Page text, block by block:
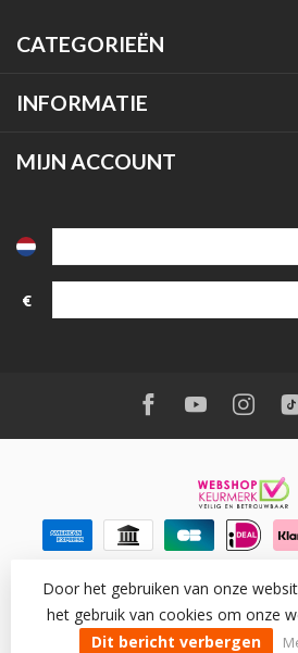
CATEGORIEËN
INFORMATIE
MIJN ACCOUNT
€
© Copyright 2026 Wantohave-
Lightspeed designby
Door het gebruiken van onze
het gebruik van cookies om onze
Dit bericht verbergen